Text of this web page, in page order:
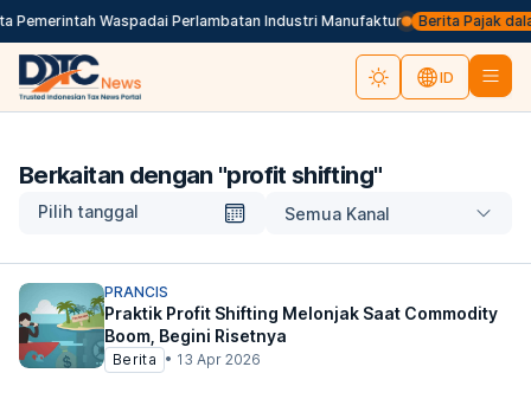
Waspadai Perlambatan Industri Manufaktur Berita Pajak
ID
Berkaitan dengan "profit shifting"
Pilih tanggal Semua Kanal
PRANCIS
Praktik Profit Shifting Melonjak Saat Commodity
Boom, Begini Risetnya
Berita • 13 Apr 2026